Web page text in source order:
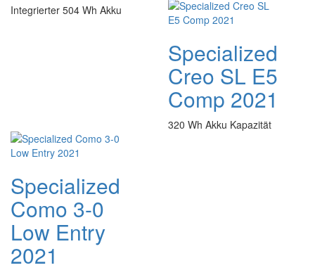
Integrierter 504 Wh Akku
Specialized
Creo SL E5
Comp 2021
320 Wh Akku Kapazität
Specialized
Como 3-0
Low Entry
2021